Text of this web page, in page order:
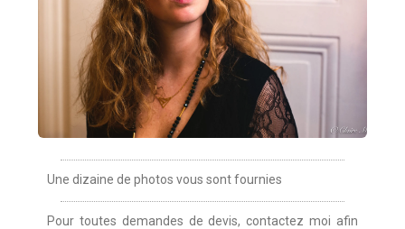
Une dizaine de photos vous sont fournies
Pour toutes demandes de devis, contactez moi afin